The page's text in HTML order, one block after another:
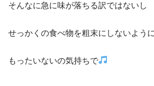
そんなに急に味が落ちる訳ではないし
せっかくの食べ物を粗末にしないように
もったいないの気持ちで